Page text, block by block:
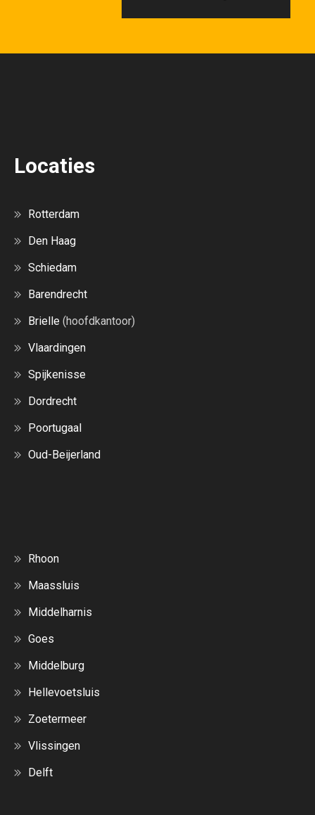
Locaties
Rotterdam
Den Haag
Schiedam
Barendrecht
Brielle (hoofdkantoor)
Vlaardingen
Spijkenisse
Dordrecht
Poortugaal
Oud-Beijerland
Rhoon
Maassluis
Middelharnis
Goes
Middelburg
Hellevoetsluis
Zoetermeer
Vlissingen
Delft